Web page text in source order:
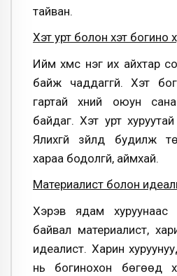
тайван.
Хэт урт болон хэт богино
Ийм хүмүүс нэг их айхтар
байж чаддаггүй. Хэт
гартай хүний оюун
байдаг. Хэт урт
Ялихгүй зүйлд будилж
хараа бодолгүй, аймхай.
Материалист болон
Хэрэв ядам
байвал материалист,
идеалист. Харин
нь богинохон бөгөөд